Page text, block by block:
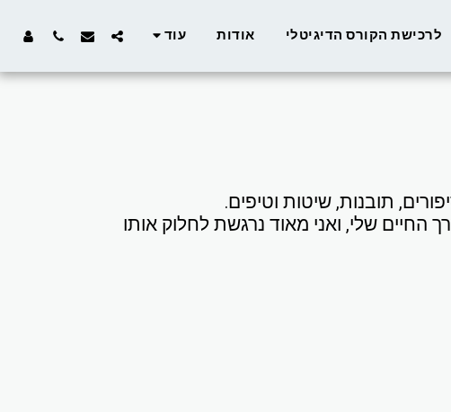
לרכישת הקורס הדיגיטלי אודות עוד